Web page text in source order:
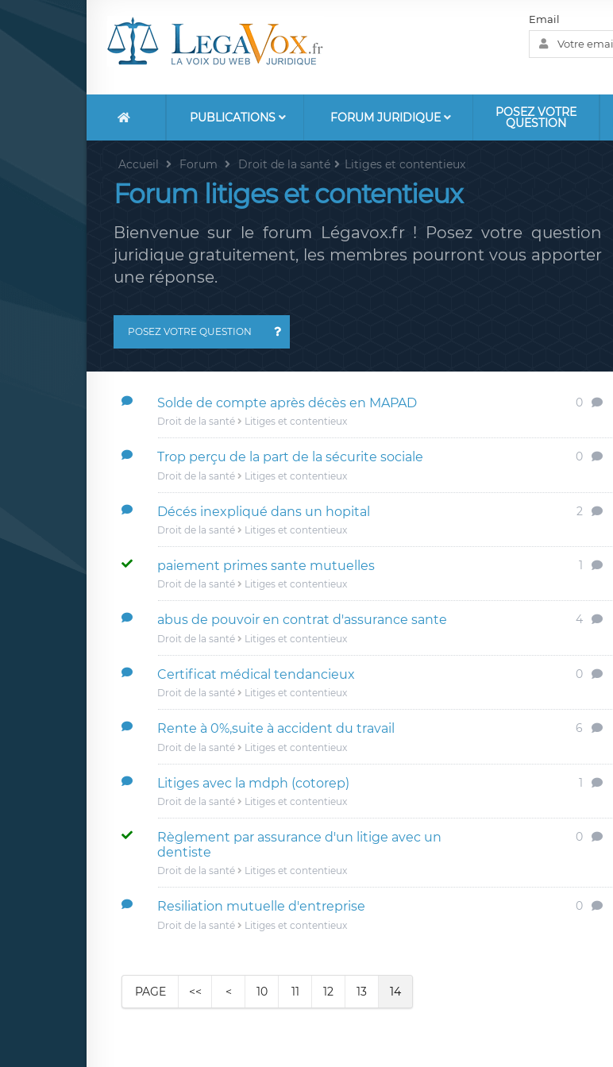
Email
PUBLICATIONS FORUM JURIDIQUE POSEZ VOTRE
QUESTION
Accueil Forum Droit de la santé Litiges et contentieux
Forum litiges et contentieux
Bienvenue sur le forum Légavox.fr ! Posez votre question
juridique gratuitement, les membres pourront vous apporter
une réponse.
POSEZ VOTRE QUESTION
Solde de compte après décès en MAPAD
Droit de la santé Litiges et contentieux
0
Trop perçu de la part de la sécurite sociale
Droit de la santé Litiges et contentieux
0
Décés inexpliqué dans un hopital
Droit de la santé Litiges et contentieux
2
paiement primes sante mutuelles
Droit de la santé Litiges et contentieux
1
abus de pouvoir en contrat d'assurance sante
Droit de la santé Litiges et contentieux
4
Certificat médical tendancieux
Droit de la santé Litiges et contentieux
0
Rente à 0%,suite à accident du travail
Droit de la santé Litiges et contentieux
6
Litiges avec la mdph (cotorep)
Droit de la santé Litiges et contentieux
1
Règlement par assurance d'un litige avec un
dentiste
Droit de la santé Litiges et contentieux
0
Resiliation mutuelle d'entreprise
Droit de la santé Litiges et contentieux
0
PAGE << < 10 11 12 13 14